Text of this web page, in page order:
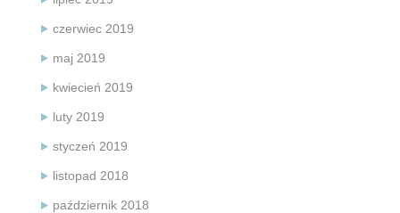
czerwiec 2019
maj 2019
kwiecień 2019
luty 2019
styczeń 2019
listopad 2018
październik 2018